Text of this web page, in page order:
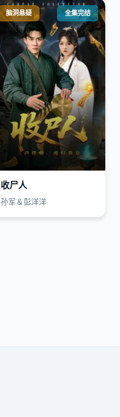
脑洞悬疑 全集完结
收尸人
孙军＆彭洋洋